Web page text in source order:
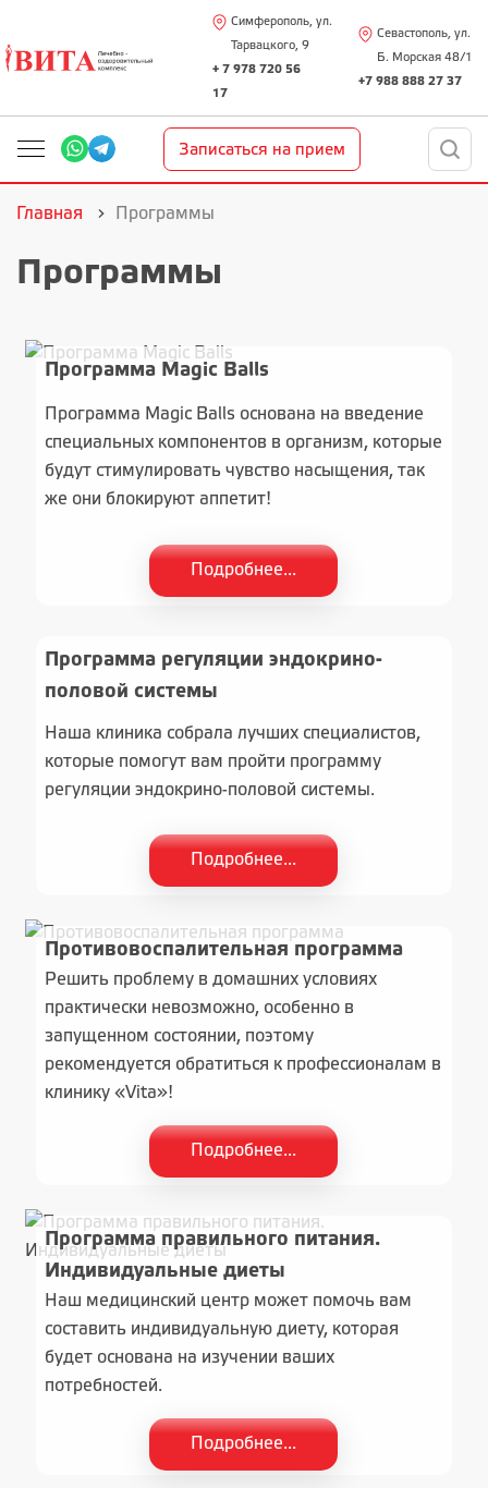
Симферополь, ул.
Тарвацкого, 9
+ 7 978 720 56
17
Севастополь, ул.
Б. Морская 48/1
+7 988 888 27 37
Записаться на прием
Главная Программы
Программы
Программа Magic Balls
Программа Magic Balls основана на введение
специальных компонентов в организм, которые
будут стимулировать чувство насыщения, так
же они блокируют аппетит!
Подробнее...
Программа регуляции эндокрино-
половой системы
Наша клиника собрала лучших специалистов,
которые помогут вам пройти программу
регуляции эндокрино-половой системы.
Подробнее...
Противовоспалительная программа
Решить проблему в домашних условиях
практически невозможно, особенно в
запущенном состоянии, поэтому
рекомендуется обратиться к профессионалам в
клинику «Vita»!
Подробнее...
Программа правильного питания.
Индивидуальные диеты
Наш медицинский центр может помочь вам
составить индивидуальную диету, которая
будет основана на изучении ваших
потребностей.
Подробнее...